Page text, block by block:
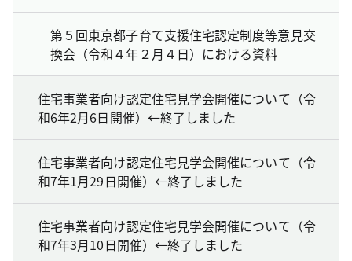
第５回東京都子育て支援住宅認定制度等意見交
換会（令和４年２月４日）における資料
住宅事業者向け認定住宅見学会開催について（令
和6年2月6日開催）←終了しました
住宅事業者向け認定住宅見学会開催について（令
和7年1月29日開催）←終了しました
住宅事業者向け認定住宅見学会開催について（令
和7年3月10日開催）←終了しました